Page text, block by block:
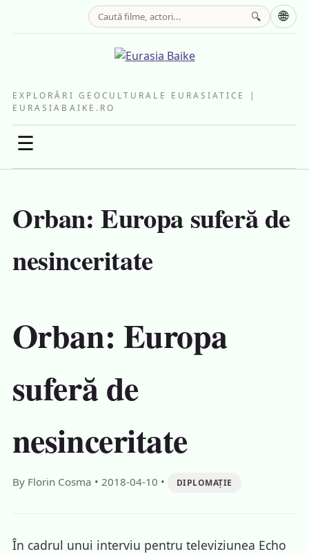
EXPLORĂRI GEOCULTURALE EURASIATICE |
EURASIABAIKE.RO
☰
🔍 🌐
Orban: Europa suferă de
nesinceritate
Orban: Europa
suferă de
nesinceritate
By Florin Cosma • 2018-04-10 • DIPLOMAȚIE
În cadrul unui interviu pentru televiziunea Echo